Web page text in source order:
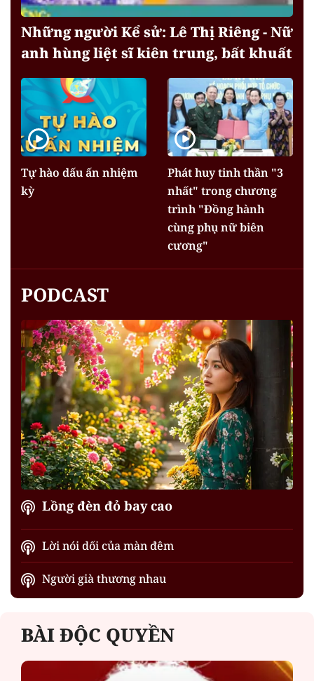
Những người Kể sử: Lê Thị Riêng - Nữ
anh hùng liệt sĩ kiên trung, bất khuất
Tự hào dấu ấn nhiệm
kỳ
Phát huy tinh thần "3
nhất" trong chương
trình "Đồng hành
cùng phụ nữ biên
cương"
PODCAST
Lồng đèn đỏ bay cao
Lời nói dối của màn đêm
Người già thương nhau
BÀI ĐỘC QUYỀN